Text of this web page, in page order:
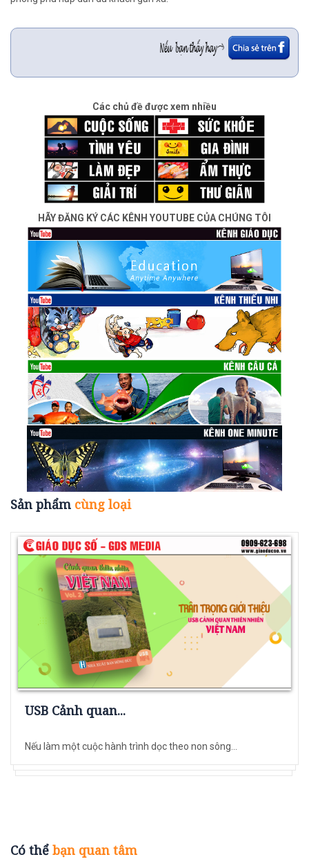
Các chủ đề được xem nhiều
HÃY ĐĂNG KÝ CÁC KÊNH YOUTUBE CỦA CHÚNG TÔI
Sản phẩm cùng loại
USB Cảnh quan...
Nếu làm một cuộc hành trình dọc theo non sông...
Có thể bạn quan tâm